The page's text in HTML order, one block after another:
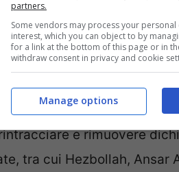
14.200
spunti di
dell’Irgc
venisse
e rimuovere
tra cui Hezbollah, Ansar
partners.
Some vendors may process your
interest, which you can object to by
for a link at the bottom of this page or in
withdraw consent in privacy and cookie
Manage options